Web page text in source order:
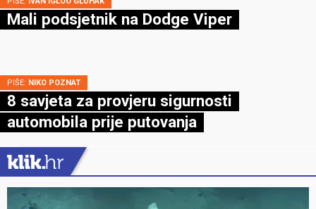
Mali podsjetnik na Dodge Viper
PIŠE: NIKO POZNAT
8 savjeta za provjeru sigurnosti
automobila prije putovanja